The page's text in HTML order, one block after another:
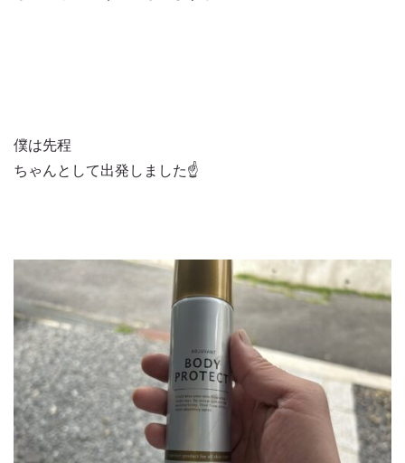
僕は先程
ちゃんとして出発しました☝️